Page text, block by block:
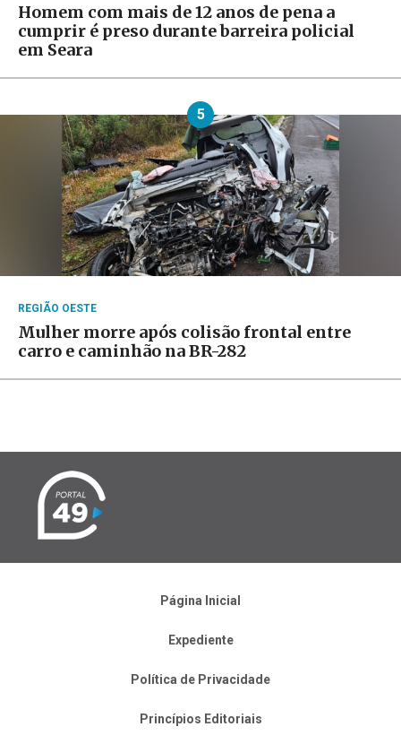
Homem com mais de 12 anos de pena a
cumprir é preso durante barreira policial
em Seara
5
REGIÃO OESTE
Mulher morre após colisão frontal entre
carro e caminhão na BR-282
Página Inicial
Expediente
Política de Privacidade
Princípios Editoriais